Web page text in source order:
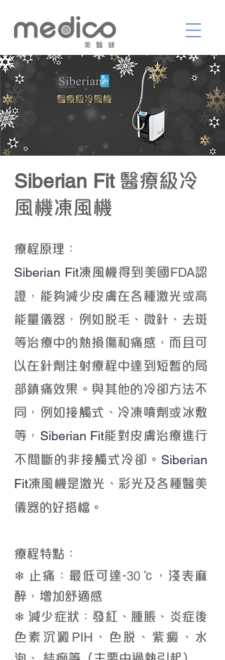
Siberian Fit 醫療級冷
風機凍風機
療程原理：
​Siberian Fit凍風機得到美國FDA認
證，能夠減少皮膚在各種激光或高
能量儀器，例如脫毛、微針、去斑
等治療中的熱損傷和痛感，而且可
以在針劑注射療程中達到短暫的局
部鎮痛效果。與其他的冷卻方法不
同，例如接觸式、冷凍噴劑或冰敷
等， Siberian Fit能對皮膚治療進行
不間斷的非接觸式冷卻。 Siberian
Fit凍風機是激光、彩光及各種醫美
儀器的好搭檔。
​療程特點：
❄ 止痛：最低可達-30℃，淺表麻
醉，增加舒適感
❄ 減少症狀：發紅、腫脹、炎症後
色素沉澱 PIH 、色脫、紫癜、水